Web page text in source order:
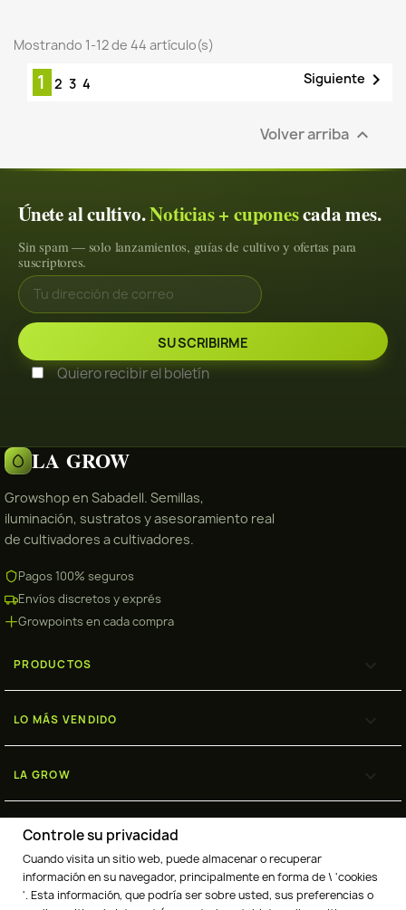
Mostrando 1-12 de 44 artículo(s)
1 2 3 4 Siguiente 
Volver arriba 
Únete al cultivo.Noticias + cuponescada mes.
Sin spam — solo lanzamientos, guías de cultivo y ofertas para
suscriptores.
Quiero recibir el boletín
LA GROW
Growshop en Sabadell. Semillas,
iluminación, sustratos y asesoramiento real
de cultivadores a cultivadores.
Pagos 100% seguros
Envíos discretos y exprés
Growpoints en cada compra
PRODUCTOS 
LO MÁS VENDIDO 
LA GROW 
ENVÍOS
Controle su privacidad
Cuando visita un sitio web, puede almacenar o recuperar
información en su navegador, principalmente en forma de \ 'cookies
'. Esta información, que podría ser sobre usted, sus preferencias o